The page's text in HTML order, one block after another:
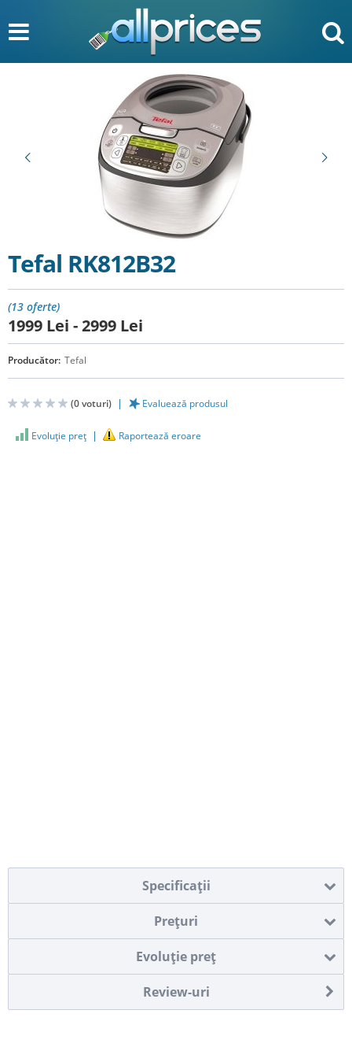
Tefal RK812B32
(13 oferte)
1999 Lei -2999 Lei
Producător: Tefal
(0voturi) Evaluează produsul
Evoluţie preţ Raportează eroare
Specificaţii
Preţuri
Evoluţie preţ
Review-uri